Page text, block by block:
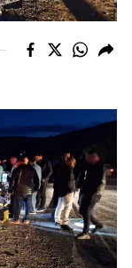
Malatya
Mardin
Muğla
Muş
Nevşehir